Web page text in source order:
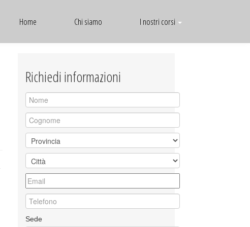
Home Chi siamo I nostri corsi
Richiedi informazioni
Sede